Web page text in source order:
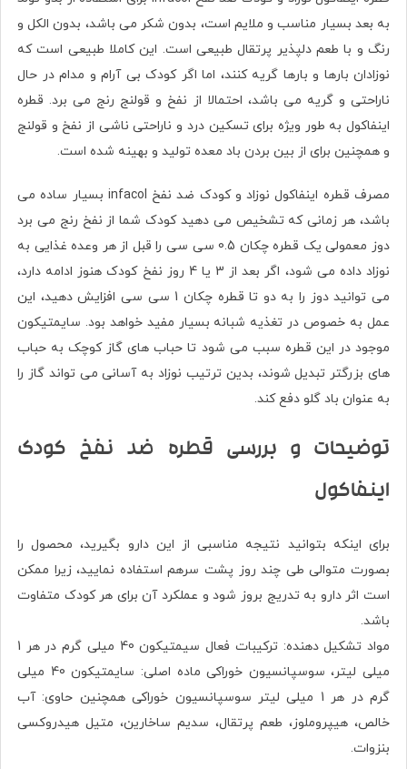
به بعد بسیار مناسب و ملایم است، بدون شکر می باشد، بدون الکل و
رنگ و با طعم دلپذیر پرتقال طبیعی است. این کاملا طبیعی است که
نوزادان بارها و بارها گریه کنند، اما اگر کودک بی آرام و مدام در حال
ناراحتی و گریه می باشد، احتمالا از نفخ و قولنج رنج می برد. قطره
اینفاکول به طور ویژه برای تسکین درد و ناراحتی ناشی از نفخ و قولنج
و همچنین برای از بین بردن باد معده تولید و بهینه شده است.
مصرف قطره اینفاکول نوزاد و کودک ضد نفخ infacol بسیار ساده می
باشد، هر زمانی که تشخیص می دهید کودک شما از نفخ رنج می برد
دوز معمولی یک قطره چکان 0.5 سی سی را قبل از هر وعده غذایی به
نوزاد داده می شود، اگر بعد از 3 یا 4 روز نفخ کودک هنوز ادامه دارد،
می توانید دوز را به دو تا قطره چکان 1 سی سی افزایش‌ دهید، این
عمل به خصوص در تغذيه شبانه بسیار مفید خواهد بود. سایمتیکون
موجود در این قطره سبب می شود تا حباب های گاز کوچک به حباب
های بزرگتر تبديل شوند، بدین ترتیب نوزاد به آسانی می تواند گاز را
به عنوان باد گلو دفع کند.
توضیحات و بررسی قطره ضد نفخ کودک
اینفاکول
برای اینکه بتوانید نتیجه مناسبی از این دارو بگیرید، محصول را
بصورت متوالی طی چند روز پشت سرهم استفاده نمایید، زیرا ممکن
است اثر دارو به تدریج بروز شود و عملکرد آن برای هر کودک متفاوت
باشد.
مواد تشکیل دهنده: ترکیبات فعال سیمتیکون 40 میلی گرم در هر 1
میلی لیتر، سوسپانسیون خوراکی ماده اصلی: سایمتیکون 40 میلی
گرم در هر 1 میلی لیتر سوسپانسیون خوراکی همچنین حاوی: آب
خالص، هیپروملوز، طعم پرتقال، سدیم ساخارین، متیل هیدروکسی
بنزوات.